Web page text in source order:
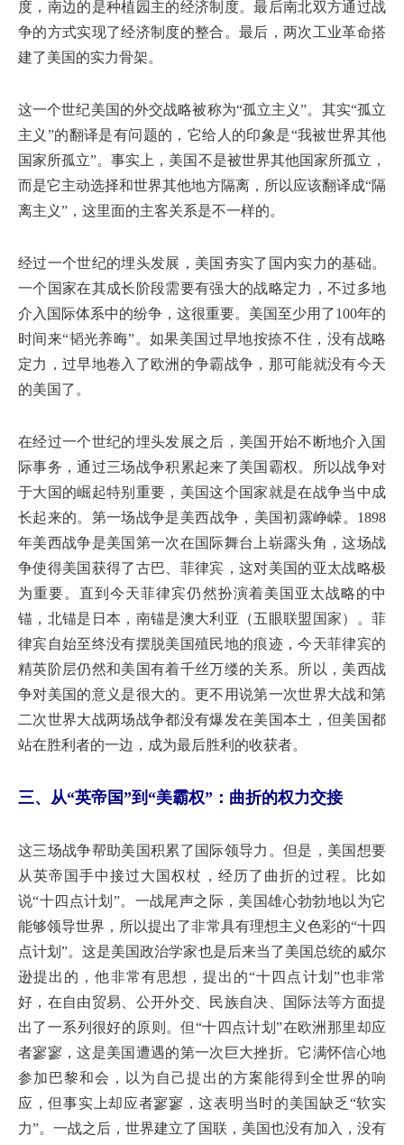
度，南边的是种植园主的经济制度。最后南北双方通过战
争的方式实现了经济制度的整合。最后，两次工业革命搭
建了美国的实力骨架。
这一个世纪美国的外交战略被称为“孤立主义”。其实“孤立
主义”的翻译是有问题的，它给人的印象是“我被世界其他
国家所孤立”。事实上，美国不是被世界其他国家所孤立，
而是它主动选择和世界其他地方隔离，所以应该翻译成“隔
离主义”，这里面的主客关系是不一样的。
经过一个世纪的埋头发展，美国夯实了国内实力的基础。
一个国家在其成长阶段需要有强大的战略定力，不过多地
介入国际体系中的纷争，这很重要。美国至少用了100年的
时间来“韬光养晦”。如果美国过早地按捺不住，没有战略
定力，过早地卷入了欧洲的争霸战争，那可能就没有今天
的美国了。
在经过一个世纪的埋头发展之后，美国开始不断地介入国
际事务，通过三场战争积累起来了美国霸权。所以战争对
于大国的崛起特别重要，美国这个国家就是在战争当中成
长起来的。第一场战争是美西战争，美国初露峥嵘。1898
年美西战争是美国第一次在国际舞台上崭露头角，这场战
争使得美国获得了古巴、菲律宾，这对美国的亚太战略极
为重要。直到今天菲律宾仍然扮演着美国亚太战略的中
锚，北锚是日本，南锚是澳大利亚（五眼联盟国家）。菲
律宾自始至终没有摆脱美国殖民地的痕迹，今天菲律宾的
精英阶层仍然和美国有着千丝万缕的关系。所以，美西战
争对美国的意义是很大的。更不用说第一次世界大战和第
二次世界大战两场战争都没有爆发在美国本土，但美国都
站在胜利者的一边，成为最后胜利的收获者。
三、从“英帝国”到“美霸权”：曲折的权力交接
这三场战争帮助美国积累了国际领导力。但是，美国想要
从英帝国手中接过大国权杖，经历了曲折的过程。比如
说“十四点计划”。一战尾声之际，美国雄心勃勃地以为它
能够领导世界，所以提出了非常具有理想主义色彩的“十四
点计划”。这是美国政治学家也是后来当了美国总统的威尔
逊提出的，他非常有思想，提出的“十四点计划”也非常
好，在自由贸易、公开外交、民族自决、国际法等方面提
出了一系列很好的原则。但“十四点计划”在欧洲那里却应
者寥寥，这是美国遭遇的第一次巨大挫折。它满怀信心地
参加巴黎和会，以为自己提出的方案能得到全世界的响
应，但事实上却应者寥寥，这表明当时的美国缺乏“软实
力”。一战之后，世界建立了国联，美国也没有加入，没有